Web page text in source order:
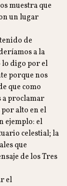
muestra que
un lugar
de
a la
lo digo por el
porque nos
que como
a proclamar
por alto en el
ejemplo: el
celestial; la
que
de los Tres
el